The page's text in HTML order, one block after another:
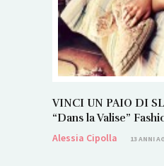
VINCI UN PAIO DI
“Dans la Valise”
Alessia Cipolla
13 ANNI